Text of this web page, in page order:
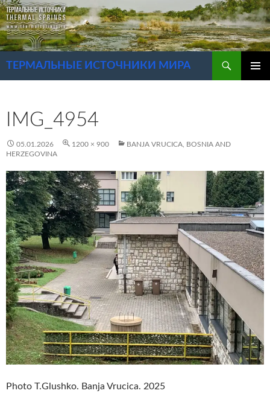
Перейти
к
содержимому
ТЕРМАЛЬНЫЕ ИСТОЧНИКИ МИРА
IMG_4954
05.01.2026 1200 × 900
BANJA VRUCICA, BOSNIA AND
HERZEGOVINA
Photo T.Glushko. Banja Vrucica. 2025